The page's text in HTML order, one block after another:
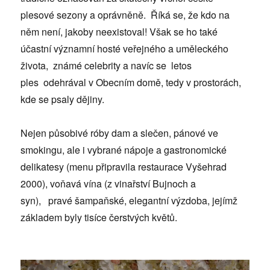
plesové sezony a oprávněně. Říká se, že kdo na
něm není, jakoby neexistoval! Však se ho také
účastní významní hosté veřejného a uměleckého
života, známé celebrity a navíc se letos
ples odehrával v Obecním domě, tedy v prostorách,
kde se psaly dějiny.
Nejen působivé róby dam a slečen, pánové ve
smokingu, ale i vybrané nápoje a gastronomické
delikatesy (menu připravila restaurace Vyšehrad
2000), voňavá vína (z vinařství Bujnoch a
syn), pravé šampaňské, elegantní výzdoba, jejímž
základem byly tisíce čerstvých květů.